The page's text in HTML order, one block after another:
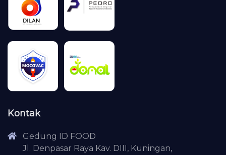
Kontak
Gedung ID FOOD
Jl. Denpasar Raya Kav. DIII, Kuningan,